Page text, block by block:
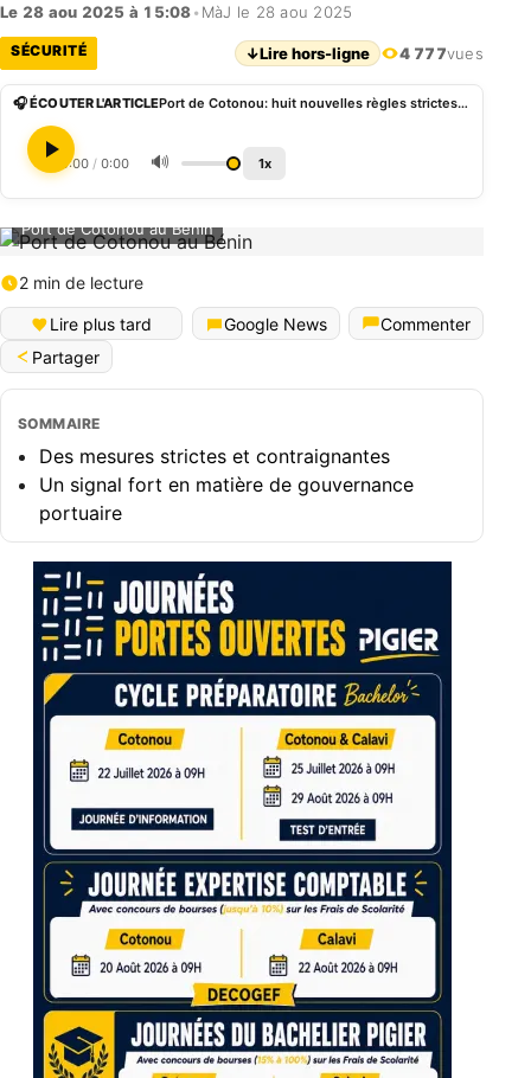
Le 28 aou 2025 à 15:08• MàJ le 28 aou 2025
SÉCURITÉ ↓Lire hors-ligne 4 777vues
🎧 ÉCOUTER L'ARTICLE Port de Cotonou: huit nouvelles règles strictes pour sécuriser les produits congelés
0:00 / 0:00 🔊 1x
Port de Cotonou au Bénin
2 min de lecture
Lire plus tard Google News
Commenter
Partager
SOMMAIRE
Des mesures strictes et contraignantes
Un signal fort en matière de gouvernance
portuaire